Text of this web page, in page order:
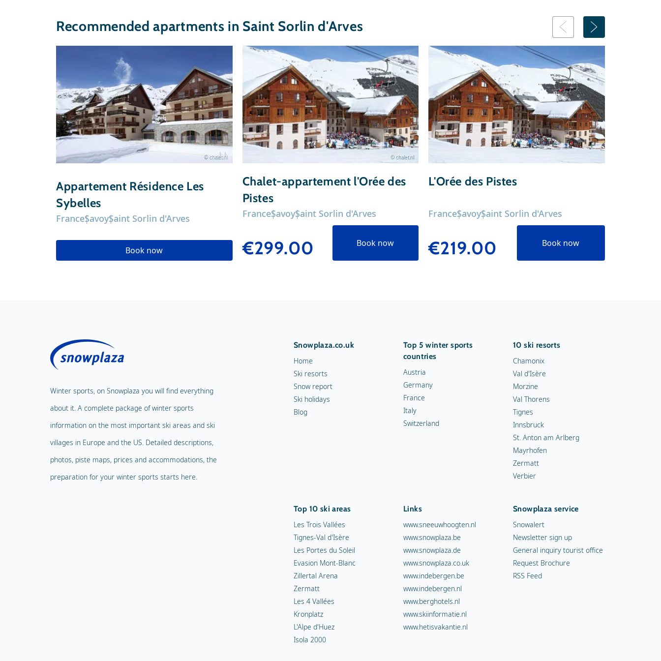
Recommended apartments in Saint Sorlin d'Arves
© chalet.nl
Appartement Résidence Les
Sybelles
FranceSavoySaint Sorlin d'Arves
Book now
© chalet.nl
Chalet-appartement l'Orée des
Pistes
FranceSavoySaint Sorlin d'Arves
€299.00 Book now
L'Orée des Pistes
FranceSavoySaint Sorlin d'Arves
€219.00 Book now
Winter sports, on Snowplaza you will find everything
about it. A complete package of winter sports
information on the most important ski areas and ski
villages in Europe and the US. Detailed descriptions,
photos, piste maps, prices and accommodations, the
preparation for your winter sports starts here.
Snowplaza.co.uk
Home
Ski resorts
Snow report
Ski holidays
Blog
Top 5 winter sports
countries
Austria
Germany
France
Italy
Switzerland
10 ski resorts
Chamonix
Val d'Isère
Morzine
Val Thorens
Tignes
Innsbruck
St. Anton am Arlberg
Mayrhofen
Zermatt
Verbier
Top 10 ski areas
Les Trois Vallées
Tignes-Val d'Isère
Les Portes du Soleil
Evasion Mont-Blanc
Zillertal Arena
Zermatt
Les 4 Vallées
Kronplatz
L'Alpe d'Huez
Isola 2000
Links
www.sneeuwhoogten.nl
www.snowplaza.be
www.snowplaza.de
www.snowplaza.co.uk
www.indebergen.be
www.indebergen.nl
www.berghotels.nl
www.skiinformatie.nl
www.hetisvakantie.nl
Snowplaza service
Snowalert
Newsletter sign up
General inquiry tourist office
Request Brochure
RSS Feed